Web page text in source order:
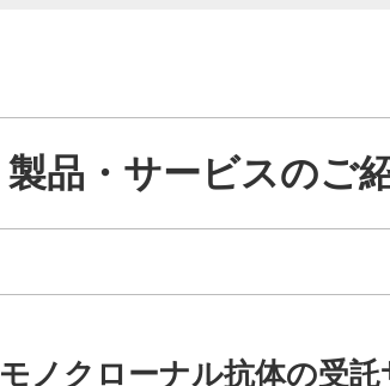
製品・サービスのご
モノクローナル抗体の受託